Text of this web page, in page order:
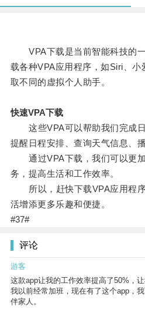
VPA下载是当前智能科技的一
载各种VPA应用程序，如Siri、
取不同的虚拟个人助手。
快速VPA下载
这些VPA可以帮助我们完成日
提醒日程安排、查询天气信息、
通过VPA下载，我们可以更加
务，提高生活和工作效率。
所以，赶快下载VPA应用程序
活增添更多乐趣和便捷。
#37#
评论
游客
这款app让我的工作效率提高了50%，
我以前经常加班，现在有了这个app，
伴家人。